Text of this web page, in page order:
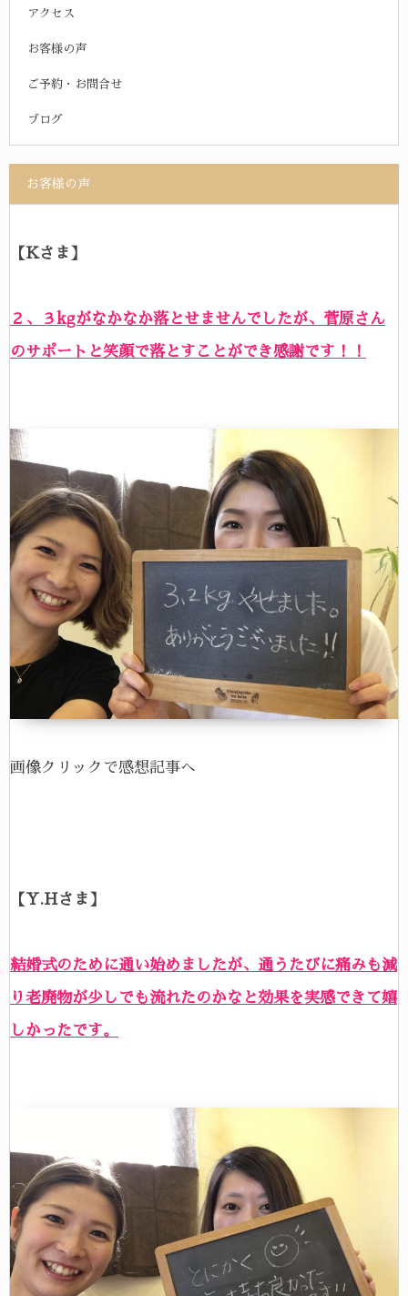
アクセス
お客様の声
ご予約・お問合せ
ブログ
お客様の声
【Kさま】
２、３kgがなかなか落とせませんでしたが、菅原さん
のサポートと笑顔で落とすことができ感謝です！！
画像クリックで感想記事へ
【Y.Hさま】
結婚式のために通い始めましたが、通うたびに痛みも減
り老廃物が少しでも流れたのかなと効果を実感できて嬉
しかったです。